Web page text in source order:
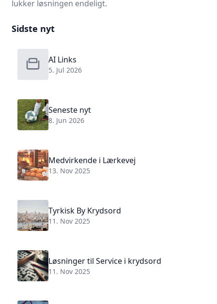
lukker løsningen endeligt.
Sidste nyt
AI Links
5. Jul 2026
Seneste nyt
8. Jun 2026
Medvirkende i Lærkevej
13. Nov 2025
Tyrkisk By Krydsord
11. Nov 2025
Løsninger til Service i krydsord
11. Nov 2025